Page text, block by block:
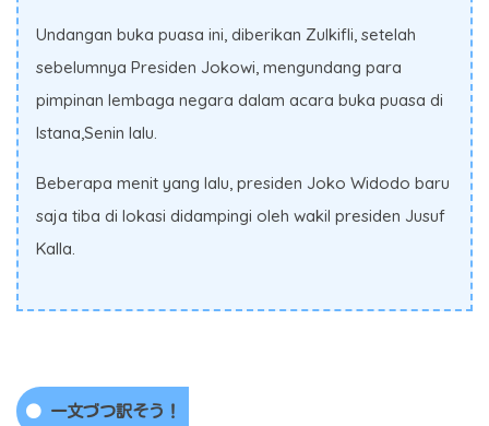
Undangan buka puasa ini, diberikan Zulkifli, setelah
sebelumnya Presiden Jokowi, mengundang para
pimpinan lembaga negara dalam acara buka puasa di
Istana,Senin lalu.
Beberapa menit yang lalu, presiden Joko Widodo baru
saja tiba di lokasi didampingi oleh wakil presiden Jusuf
Kalla.
一文づつ訳そう！